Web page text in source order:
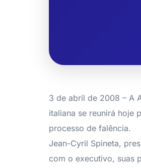
3 de abril de 2008 – A
italiana se reunirá hoje
processo de falência.
Jean-Cyril Spineta,
com o executivo, suas